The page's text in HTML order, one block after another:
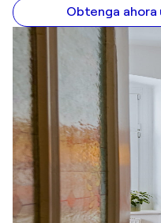
Obtenga ahora